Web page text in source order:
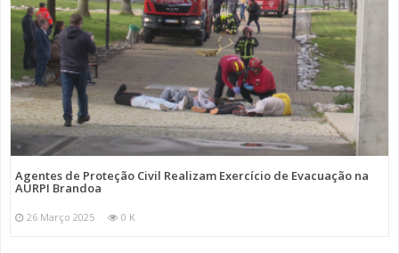
Agentes de Proteção Civil Realizam Exercício de Evacuação na
AURPI Brandoa
26 Março 2025 0 K